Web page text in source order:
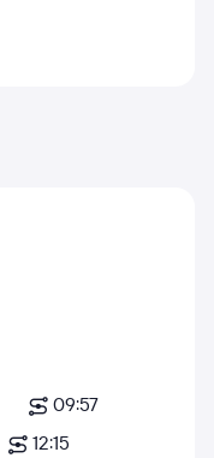
09:57
12:15